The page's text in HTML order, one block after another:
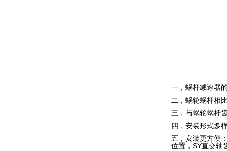
一，蜗杆减速器
二，蜗轮蜗杆相
三，与蜗轮蜗杆
四，安装形式多
五，安装更方便
位置，SY直交轴